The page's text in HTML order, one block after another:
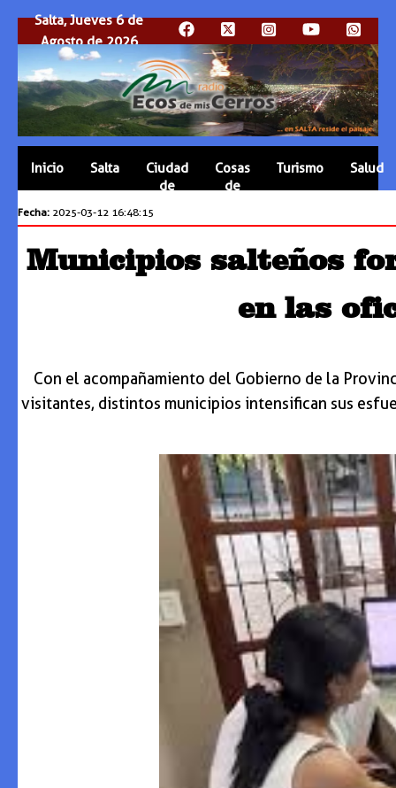
Salta, Jueves 6 de
Agosto de 2026
Inicio Salta
Ciudad
de
Cosas
de
Turismo Salud
Fecha: 2025-03-12 16:48:15
Municipios salteños
en las
Con el acompañamiento del Gobierno de la
visitantes, distintos municipios intensifican sus